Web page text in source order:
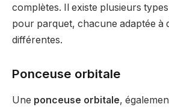
complètes. Il existe plusieurs
pour parquet, chacune adaptée à
différentes.
Ponceuse orbitale
Une ponceuse orbitale,